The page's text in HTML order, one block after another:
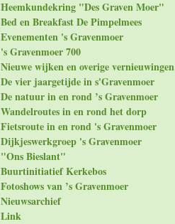
Heemkundekring "Des Graven Moer"
Bed en Breakfast De Pimpelmees
Evenementen 's Gravenmoer
's Gravenmoer 700
Nieuwe wijken en overige vernieuwingen
De vier jaargetijde in s'Gravenmoer
De natuur in en rond ’s Gravenmoer
Wandelroutes in en rond het dorp
Fietsroute in en rond 's Gravenmoer
Dijkjeswerkgroep 's Gravenmoer
"Ons Bieslant"
Buurtinitiatief Kerkebos
Fotoshows van ’s Gravenmoer
Nieuwsarchief
Link